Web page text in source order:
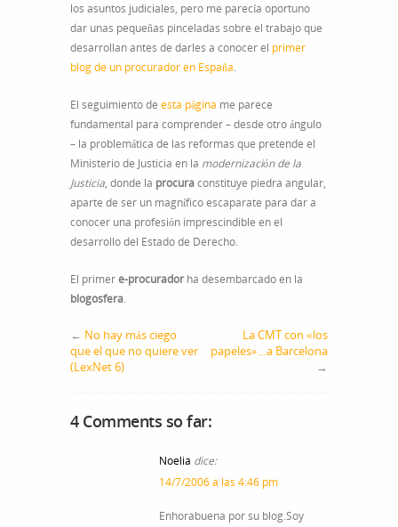
los asuntos judiciales, pero me parecía oportuno
dar unas pequeñas pinceladas sobre el trabajo que
desarrollan antes de darles a conocer el primer
blog de un procurador en España.
El seguimiento de esta página me parece
fundamental para comprender – desde otro ángulo
– la problemática de las reformas que pretende el
Ministerio de Justicia en la modernización de la
Justicia, donde la procuraconstituye piedra angular,
aparte de ser un magnífico escaparate para dar a
conocer una profesión imprescindible en el
desarrollo del Estado de Derecho.
El primere-procurador ha desembarcado en la
blogosfera.
← No hay más ciego
que el que no quiere ver
(LexNet 6)
La CMT con «los
papeles»…a Barcelona
→
4 Comments so far:
Noelia dice:
14/7/2006 a las 4:46 pm
Enhorabuena por su blog.Soy